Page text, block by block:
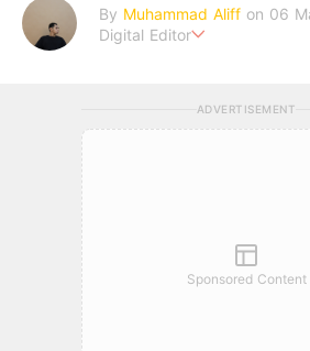
By Muhammad Aliff on 06
Digital Editor
ADVERTISEMENT
Sponsored Content